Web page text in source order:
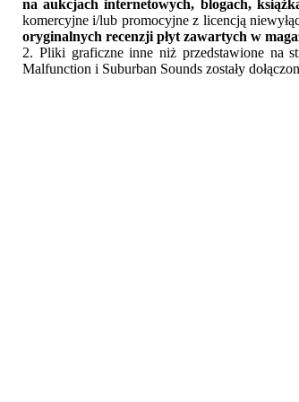
na aukcjach internetowych, blogach,
komercyjne i/lub promocyjne z licencją
oryginalnych recenzji płyt zawartych w
2. Pliki graficzne inne niż przedstawione na
Malfunction i Suburban Sounds zostały